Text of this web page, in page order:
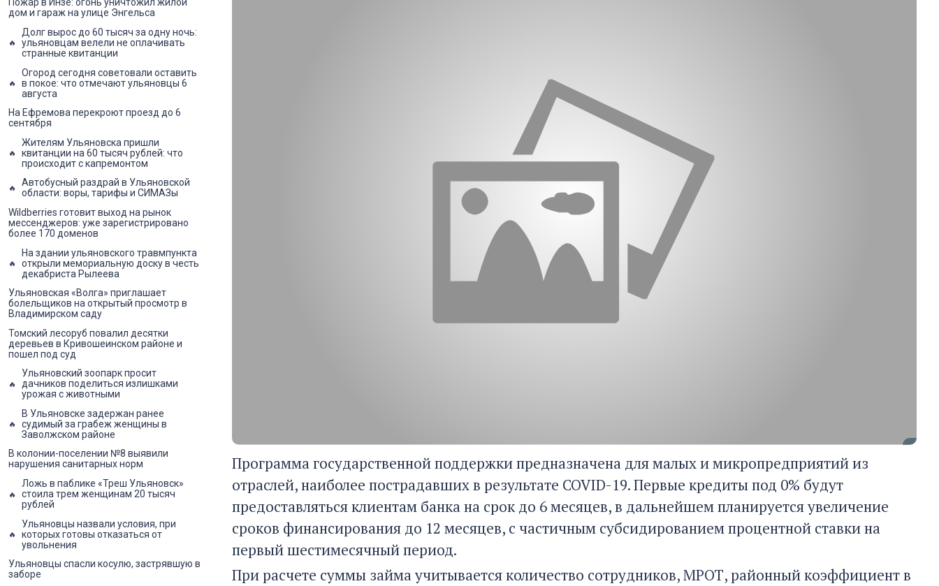
Программа государственной поддержки предназначена для малых и микропредприятий из
отраслей, наиболее пострадавших в результате COVID-19. Первые кредиты под 0% будут
предоставляться клиентам банка на срок до 6 месяцев, в дальнейшем планируется увеличение
сроков финансирования до 12 месяцев, с частичным субсидированием процентной ставки на
первый шестимесячный период.
При расчете суммы займа учитывается количество сотрудников, МРОТ, районный коэффициент в
Пожар в Инзе: огонь уничтожил жилой
дом и гараж на улице Энгельса
Долг вырос до 60 тысяч за одну ночь:
ульяновцам велели не оплачивать
странные квитанции
Огород сегодня советовали оставить
в покое: что отмечают ульяновцы 6
августа
На Ефремова перекроют проезд до 6
сентября
Жителям Ульяновска пришли
квитанции на 60 тысяч рублей: что
происходит с капремонтом
Автобусный раздрай в Ульяновской
области: воры, тарифы и СИМАЗы
Wildberries готовит выход на рынок
мессенджеров: уже зарегистрировано
более 170 доменов
На здании ульяновского травмпункта
открыли мемориальную доску в честь
декабриста Рылеева
Ульяновская «Волга» приглашает
болельщиков на открытый просмотр в
Владимирском саду
Томский лесоруб повалил десятки
деревьев в Кривошеинском районе и
пошел под суд
Ульяновский зоопарк просит
дачников поделиться излишками
урожая с животными
В Ульяновске задержан ранее
судимый за грабеж женщины в
Заволжском районе
В колонии-поселении №8 выявили
нарушения санитарных норм
Ложь в паблике «Треш Ульяновск»
стоила трем женщинам 20 тысяч
рублей
Ульяновцы назвали условия, при
которых готовы отказаться от
увольнения
Ульяновцы спасли косулю, застрявшую в
заборе